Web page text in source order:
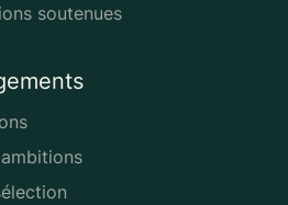
soutenues